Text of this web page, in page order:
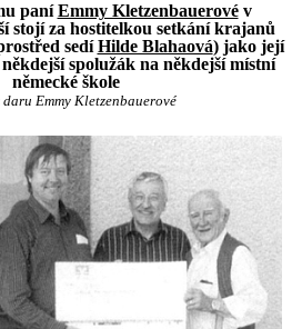
paníEmmy Kletzenbauerovév
stojí za hostitelkou setkání krajanů
sedíHilde Blahaová) jako její
spolužák na někdejší místní
německé škole
daru Emmy Kletzenbauerové